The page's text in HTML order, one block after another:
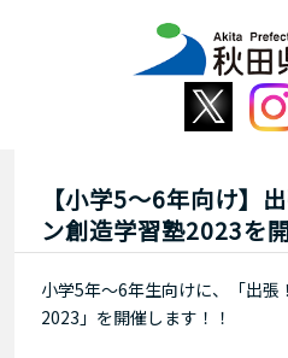
【小学5～6年向け】
ン創造学習塾2023を
小学5年～6年生向けに、「出
2023」を開催します！！